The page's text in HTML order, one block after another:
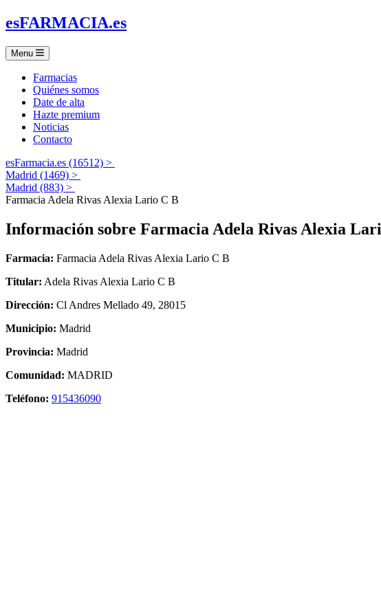
esFARMACIA.es
Menu
Farmacias
Quiénes somos
Date de alta
Hazte premium
Noticias
Contacto
esFarmacia.es (16512) >
Madrid (1469) >
Madrid (883) >
Farmacia Adela Rivas Alexia Lario C B
Información sobre Farmacia Adela Rivas Alexia
Farmacia: Farmacia Adela Rivas Alexia Lario C B
Titular: Adela Rivas Alexia Lario C B
Dirección: Cl Andres Mellado 49, 28015
Municipio: Madrid
Provincia: Madrid
Comunidad: MADRID
Teléfono: 915436090